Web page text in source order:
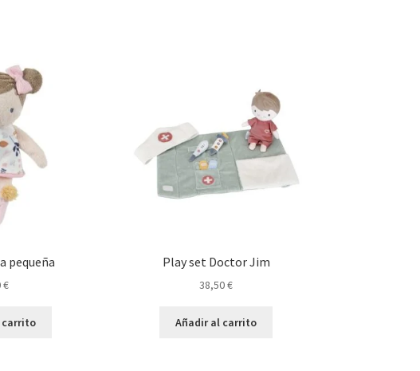
pequeña
€
carrito
Play set Doctor Jim
38,50€
Añadir al carrito